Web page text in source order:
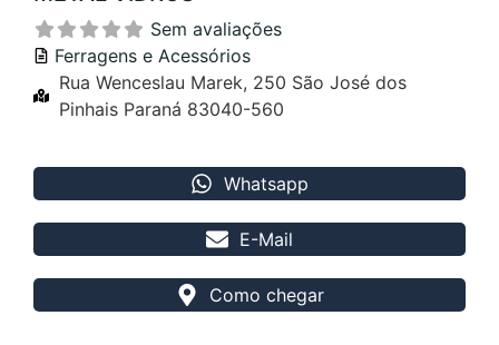
Sem avaliações
Ferragens e Acessórios
Rua Wenceslau Marek, 250 São José dos
Pinhais Paraná 83040-560
Whatsapp
E-Mail
Como chegar